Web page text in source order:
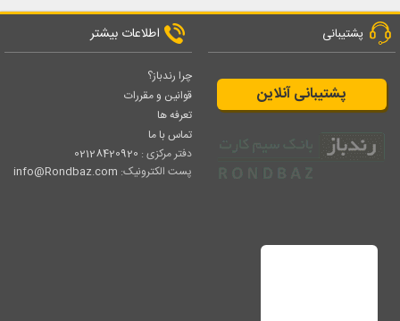
پشتیبانی
پشتیبانی آنلاین
اطلاعات بیشتر
چرا رندباز؟
قوانین و مقررات
تعرفه ها
تماس با ما
دفتر مرکزی : 02128420920
پست الکترونیک: info@Rondbaz.com